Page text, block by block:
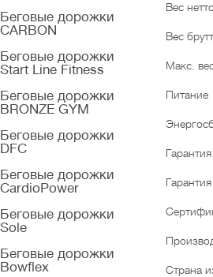
Беговые дорожки
CARBON
Беговые дорожки
Start Line Fitness
Беговые дорожки
BRONZE GYM
Беговые дорожки
DFC
Беговые дорожки
CardioPower
Беговые дорожки
Sole
Беговые дорожки
Bowflex
Вес
Вес
Макс.
Питание
Гарантия
Страна